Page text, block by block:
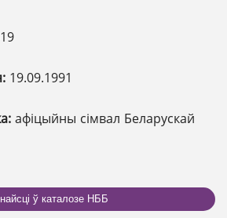
19.09.1991
афіцыйны сімвал Беларускай
ў каталозе НББ